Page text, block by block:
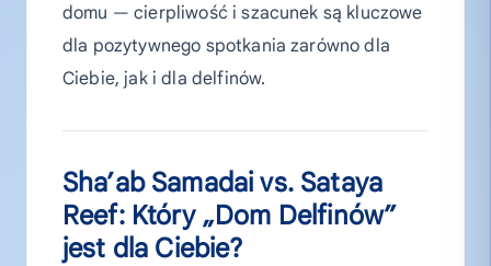
domu — cierpliwość i szacunek są kluczowe
dla pozytywnego spotkania zarówno dla
Ciebie, jak i dla delfinów.
Sha’ab Samadai vs. Sataya
Reef: Który „Dom Delfinów”
jest dla Ciebie?